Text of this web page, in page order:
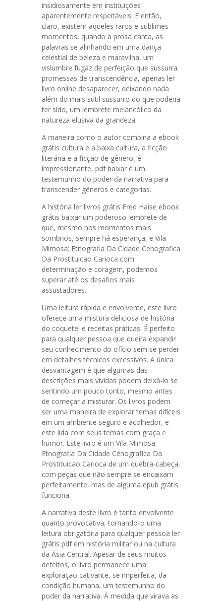
insidiosamente em instituições
aparentemente respeitáveis. E então,
claro, existem aqueles raros e sublimes
momentos, quando a prosa canta, as
palavras se alinhando em uma dança
celestial de beleza e maravilha, um
vislumbre fugaz de perfeição que sussurra
promessas de transcendência, apenas ler
livro online desaparecer, deixando nada
além do mais sutil sussurro do que poderia
ter sido, um lembrete melancólico da
natureza elusiva da grandeza.
A maneira como o autor combina a ebook
grátis cultura e a baixa cultura, a ficção
literária e a ficção de gênero, é
impressionante, pdf baixar é um
testemunho do poder da narrativa para
transcender gêneros e categorias.
A história ler livros grátis Fred Haise ebook
grátis baixar um poderoso lembrete de
que, mesmo nos momentos mais
sombrios, sempre há esperança, e Vila
Mimosa: Etnografia Da Cidade Cenografica
Da Prostituicao Carioca com
determinação e coragem, podemos
superar até os desafios mais
assustadores.
Uma leitura rápida e envolvente, este livro
oferece uma mistura deliciosa de história
do coquetel e receitas práticas. É perfeito
para qualquer pessoa que queira expandir
seu conhecimento do ofício sem se perder
em detalhes técnicos excessivos. A única
desvantagem é que algumas das
descrições mais vívidas podem deixá-lo se
sentindo um pouco tonto, mesmo antes
de começar a misturar. Os livros podem
ser uma maneira de explorar temas difíceis
em um ambiente seguro e acolhedor, e
este lida com seus temas com graça e
humor. Este livro é um Vila Mimosa:
Etnografia Da Cidade Cenografica Da
Prostituicao Carioca de um quebra-cabeça,
com peças que não sempre se encaixam
perfeitamente, mas de alguma epub grátis
funciona.
A narrativa deste livro é tanto envolvente
quanto provocativa, tornando-o uma
leitura obrigatória para qualquer pessoa ler
grátis pdf em história militar ou na cultura
da Ásia Central. Apesar de seus muitos
defeitos, o livro permanece uma
exploração cativante, se imperfeita, da
condição humana, um testemunho do
poder da narrativa. À medida que virava as